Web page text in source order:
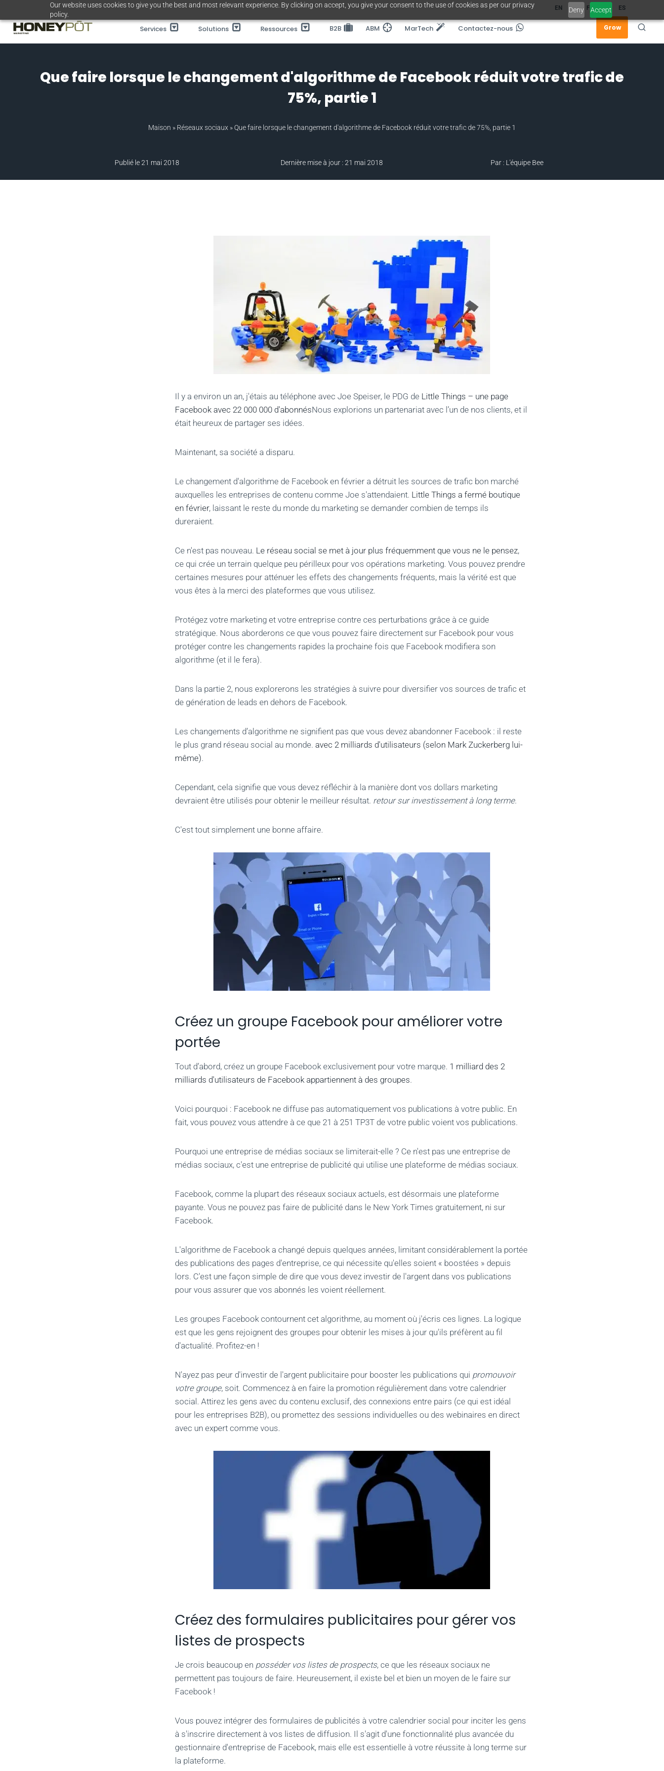
Our website uses cookies to give you the best and most relevant experience. By clicking on accept, you give your consent to the use of cookies as per our privacy
policy.
Deny Accept
au
contenu
EN FR ES
Services Solutions Ressources B2B ABM MarTech Contactez-nous Grow
Que faire lorsque le changement d'algorithme de Facebook réduit votre trafic de
75%, partie 1
Maison » Réseaux sociaux »Que faire lorsque le changement d'algorithme de Facebook réduit votre trafic de 75%, partie 1
Publié le 21 mai 2018 Dernière mise à jour : 21 mai 2018 Par : L'équipe Bee
Il y a environ un an, j'étais au téléphone avec Joe Speiser, le PDG de Little Things – une page
Facebook avec 22 000 000 d'abonnésNous explorions un partenariat avec l’un de nos clients, et il
était heureux de partager ses idées.
Maintenant, sa société a disparu.
Le changement d'algorithme de Facebook en février a détruit les sources de trafic bon marché
auxquelles les entreprises de contenu comme Joe s'attendaient. Little Things a fermé boutique
en février, laissant le reste du monde du marketing se demander combien de temps ils
dureraient.
Ce n'est pas nouveau. Le réseau social se met à jour plus fréquemment que vous ne le pensez,
ce qui crée un terrain quelque peu périlleux pour vos opérations marketing. Vous pouvez prendre
certaines mesures pour atténuer les effets des changements fréquents, mais la vérité est que
vous êtes à la merci des plateformes que vous utilisez.
Protégez votre marketing et votre entreprise contre ces perturbations grâce à ce guide
stratégique. Nous aborderons ce que vous pouvez faire directement sur Facebook pour vous
protéger contre les changements rapides la prochaine fois que Facebook modifiera son
algorithme (et il le fera).
Dans la partie 2, nous explorerons les stratégies à suivre pour diversifier vos sources de trafic et
de génération de leads en dehors de Facebook.
Les changements d’algorithme ne signifient pas que vous devez abandonner Facebook : il reste
le plus grand réseau social au monde.avec 2 milliards d'utilisateurs (selon Mark Zuckerberg lui-
même).
Cependant, cela signifie que vous devez réfléchir à la manière dont vos dollars marketing
devraient être utilisés pour obtenir le meilleur résultat. retour sur investissement à long terme.
C'est tout simplement une bonne affaire.
Créez un groupe Facebook pour améliorer votre
portée
Tout d’abord, créez un groupe Facebook exclusivement pour votre marque. 1 milliard des 2
milliards d'utilisateurs de Facebook appartiennent à des groupes.
Voici pourquoi : Facebook ne diffuse pas automatiquement vos publications à votre public. En
fait, vous pouvez vous attendre à ce que 21 à 251 TP3T de votre public voient vos publications.
Pourquoi une entreprise de médias sociaux se limiterait-elle ? Ce n'est pas une entreprise de
médias sociaux, c'est une entreprise de publicité qui utilise une plateforme de médias sociaux.
Facebook, comme la plupart des réseaux sociaux actuels, est désormais une plateforme
payante. Vous ne pouvez pas faire de publicité dans le New York Times gratuitement, ni sur
Facebook.
L'algorithme de Facebook a changé depuis quelques années, limitant considérablement la portée
des publications des pages d'entreprise, ce qui nécessite qu'elles soient « boostées » depuis
lors. C'est une façon simple de dire que vous devez investir de l'argent dans vos publications
pour vous assurer que vos abonnés les voient réellement.
Les groupes Facebook contournent cet algorithme, au moment où j'écris ces lignes. La logique
est que les gens rejoignent des groupes pour obtenir les mises à jour qu'ils préfèrent au fil
d'actualité. Profitez-en !
N'ayez pas peur d'investir de l'argent publicitaire pour booster les publications qui promouvoir
votre groupe, soit. Commencez à en faire la promotion régulièrement dans votre calendrier
social. Attirez les gens avec du contenu exclusif, des connexions entre pairs (ce qui est idéal
pour les entreprises B2B), ou promettez des sessions individuelles ou des webinaires en direct
avec un expert comme vous.
Créez des formulaires publicitaires pour gérer vos
listes de prospects
Je crois beaucoup en posséder vos listes de prospects, ce que les réseaux sociaux ne
permettent pas toujours de faire. Heureusement, il existe bel et bien un moyen de le faire sur
Facebook !
Vous pouvez intégrer des formulaires de publicités à votre calendrier social pour inciter les gens
à s'inscrire directement à vos listes de diffusion. Il s'agit d'une fonctionnalité plus avancée du
gestionnaire d'entreprise de Facebook, mais elle est essentielle à votre réussite à long terme sur
la plateforme.